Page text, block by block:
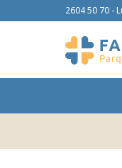
2604 50 70 -